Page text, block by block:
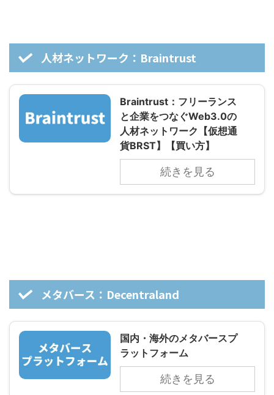
人材ネットワーク：Braintrust
Braintrust：フリーランス
と企業をつなぐWeb3.0の
人材ネットワーク【仮想通
貨BRST】【買い方】
続きを見る
メタバース：Decentraland
国内・海外のメタバースプ
ラットフォーム
続きを見る